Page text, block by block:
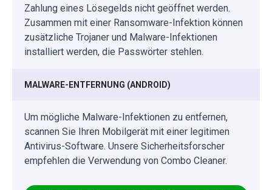
Zahlung eines Lösegelds nicht geöffnet werden.
Zusammen mit einer Ransomware-Infektion können
zusätzliche Trojaner und Malware-Infektionen
installiert werden, die Passwörter stehlen.
MALWARE-ENTFERNUNG (ANDROID)
Um mögliche Malware-Infektionen zu entfernen,
scannen Sie Ihren Mobilgerät mit einer legitimen
Antivirus-Software. Unsere Sicherheitsforscher
empfehlen die Verwendung von Combo Cleaner.